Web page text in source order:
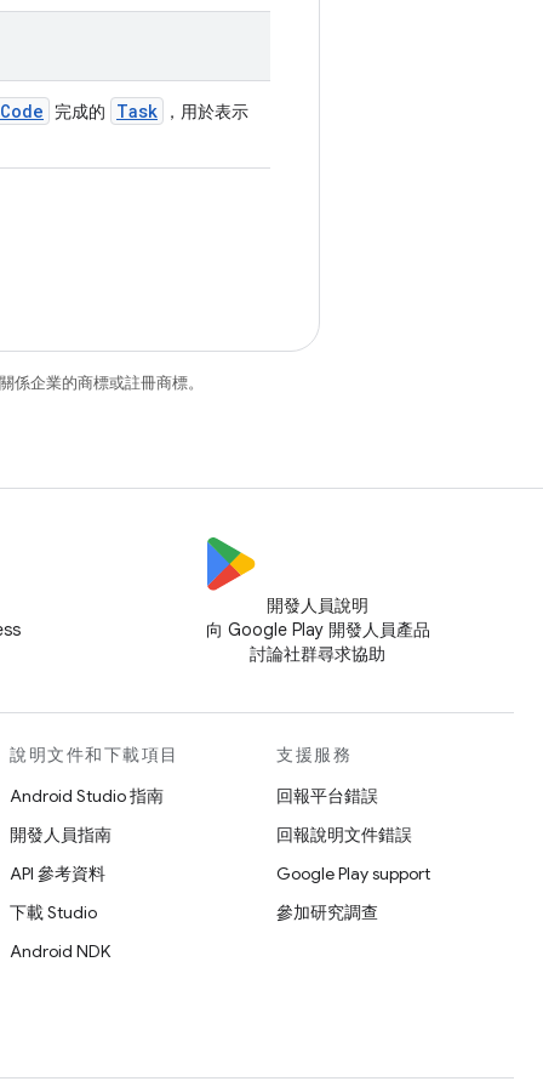
完成的 Task ，用於表示
企業的商標或註冊商標。
開發人員說明
向 Google Play 開發人員產品
討論社群尋求協助
說明文件和下載項目
Android Studio 指南
開發人員指南
API 參考資料
下載 Studio
Android NDK
支援服務
回報平台錯誤
回報說明文件錯誤
Google Play support
參加研究調查